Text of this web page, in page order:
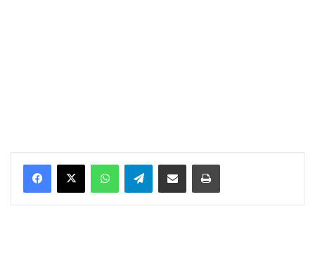
WhatsAppTelegramDelen via Email Print